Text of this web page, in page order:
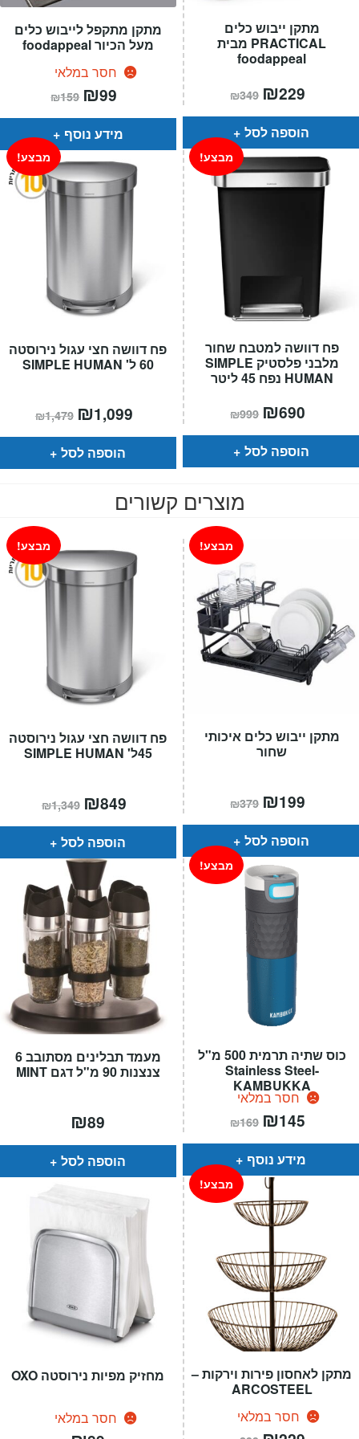
מתקן מתקפל לייבוש כלים
מעל הכיור foodappeal
חסר במלאי
₪159 המחיר
המקורי
היה:
₪159.
₪99
הוא:
מידע נוסף
מתקן ייבוש כלים
PRACTICAL מבית
foodappeal
₪349 המחיר
המקורי
היה:
₪349.
₪229
הוא:
הוספה לסל
פח דוושה חצי עגול נירוסטה
60 ל' SIMPLE HUMAN
מבצע!
₪1,479 המחיר
המקורי
היה:
₪1,479.
₪1,099
הוא:
הוספה לסל
פח דוושה למטבח שחור
מלבני פלסטיק SIMPLE
HUMAN נפח 45 ליטר
מבצע!
₪999 המחיר
המקורי
היה:
₪999.
₪690
הוא:
הוספה לסל
מוצרים קשורים
פח דוושה חצי עגול נירוסטה
45ל' SIMPLE HUMAN
מבצע!
₪1,349 המחיר
המקורי
היה:
₪849
הוא:
הוספה לסל
מתקן ייבוש כלים איכותי
שחור
מבצע!
₪379 המחיר
המקורי
היה:
₪379.
₪199
הוא:
הוספה לסל
מעמד תבלינים מסתובב 6
צנצנות 90 מ"ל דגם MINT
₪89
הוספה לסל
כוס שתיה תרמית 500 מ"ל
Stainless Steel-
KAMBUKKA
חסר במלאי
מבצע!
₪169 המחיר
המקורי
היה:
₪169.
₪145
הוא:
מידע נוסף
מחזיק מפיות נירוסטה OXO
חסר במלאי
מתקן לאחסון פירות וירקות –
ARCOSTEEL
חסר במלאי
מבצע!
המחיר